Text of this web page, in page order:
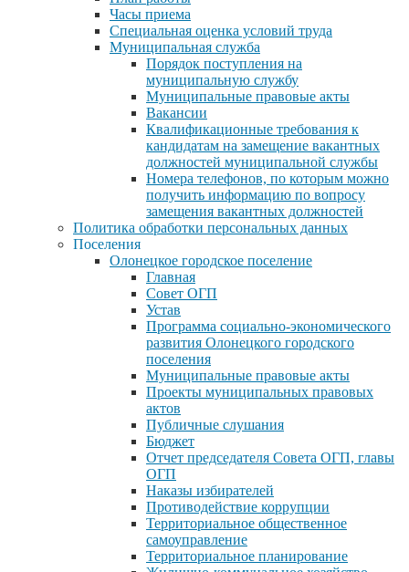
Часы приема
Специальная оценка условий труда
Муниципальная служба
Порядок поступления на
муниципальную службу
Муниципальные правовые акты
Вакансии
Квалификационные требования к
кандидатам на замещение вакантных
должностей муниципальной службы
Номера телефонов, по которым можно
получить информацию по вопросу
замещения вакантных должностей
Политика обработки персональных данных
Поселения
Олонецкое городское поселение
Главная
Совет ОГП
Устав
Программа социально-экономического
развития Олонецкого городского
поселения
Муниципальные правовые акты
Проекты муниципальных правовых
актов
Публичные слушания
Бюджет
Отчет председателя Совета ОГП, главы
ОГП
Наказы избирателей
Противодействие коррупции
Территориальное общественное
самоуправление
Территориальное планирование